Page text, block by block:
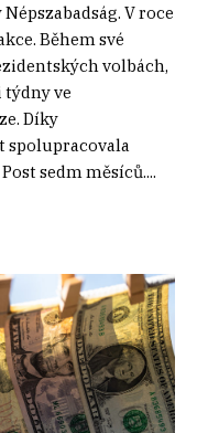
V roce
Během své
volbách,
týdny ve
Díky
sedm měsíců....